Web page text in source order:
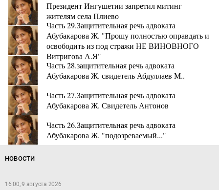
Президент Ингушетии запретил митинг
жителям села Плиево
Часть 29.Защитительная речь адвоката
Абубакарова Ж. "Прошу полностью оправдать и
освободить из под стражи НЕ ВИНОВНОГО
Витригова А.Я"
Часть 28.защитительная речь адвоката
Абубакарова Ж. свидетель Абдуллаев М..
Часть 27.Защитительная речь адвоката
Абубакарова Ж. Свидетель Антонов
Часть 26.Защитительная речь адвоката
Абубакарова Ж. "подозреваемый..."
НОВОСТИ
16:00, 9 августа 2026